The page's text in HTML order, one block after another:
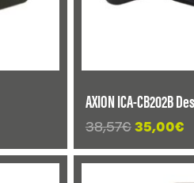
AXION ICA-CB202B
38,57€
Preis
war:
35,00€